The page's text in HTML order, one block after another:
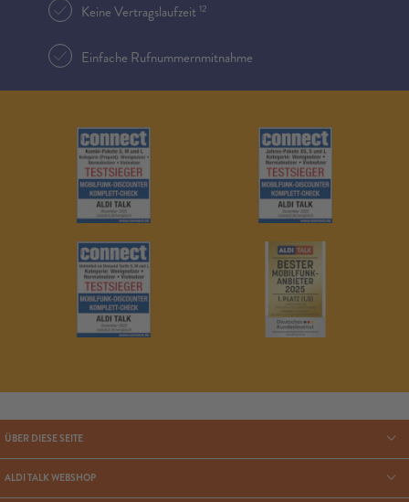
Keine Vertragslaufzeit12
Einfache Rufnummernmitnahme
ÜBER DIESE SEITE
ALDI TALK WEBSHOP